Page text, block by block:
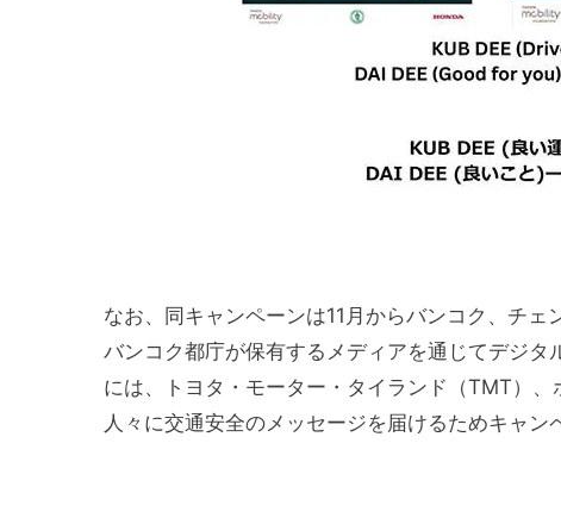
なお、同キャンペーンは11月からバンコク、チェ
バンコク都庁が保有するメディアを通じてデジ
には、トヨタ・モーター・タイランド（TMT）
人々に交通安全のメッセージを届けるためキャン